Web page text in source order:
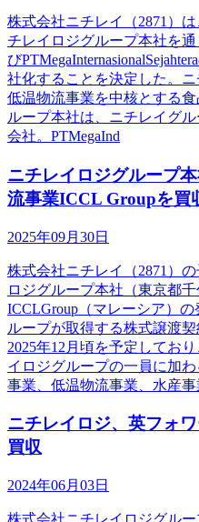
株式会社ニチレイ（2871）
チレイロジグループ本社を通
び
社化することを決定した。
低温物流事業を中核とする
ループ本社は、ニチレイグ
会社。PTMegaInd
ニチレイロジグループ
流事業ICCL Groupを買
2025年09月30日
株式会社ニチレイ（2871）
ロジグループ本社（東京都千
ICCLGroup（マレーシア）
ループが取得する株式譲渡
2025年12月頃を予定してお
イロジグループの一員に加
事業、低温物流事業、水産
ニチレイロジ、英フォ
買収
2024年06月03日
株式会社ニチレイロジグル